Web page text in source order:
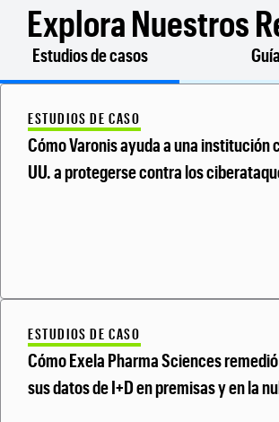
Explora Nuestros
Estudios de casos
ESTUDIOS DE CASO
Cómo Varonis ayuda a una institución
UU. a protegerse contra los
ESTUDIOS DE CASO
Cómo Exela Pharma Sciences remedió
sus datos de I+D en premisas y en la